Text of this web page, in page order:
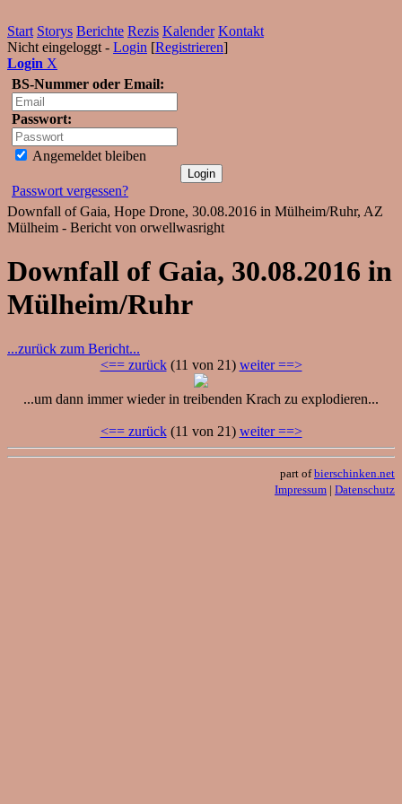
Start Storys Berichte Rezis Kalender Kontakt
Nicht eingeloggt - Login [Registrieren]
Login X
BS-Nummer oder Email:
Passwort:
Angemeldet bleiben
Passwort vergessen?
Downfall of Gaia, Hope Drone, 30.08.2016 in Mülheim/Ruhr, AZ
Mülheim - Bericht von orwellwasright
Downfall of Gaia, 30.08.2016 in
Mülheim/Ruhr
...zurück zum Bericht...
<== zurück(11 von 21) weiter ==>
...um dann immer wieder in treibenden Krach zu explodieren...
<== zurück(11 von 21) weiter ==>
part ofbierschinken.net
Impressum | Datenschutz